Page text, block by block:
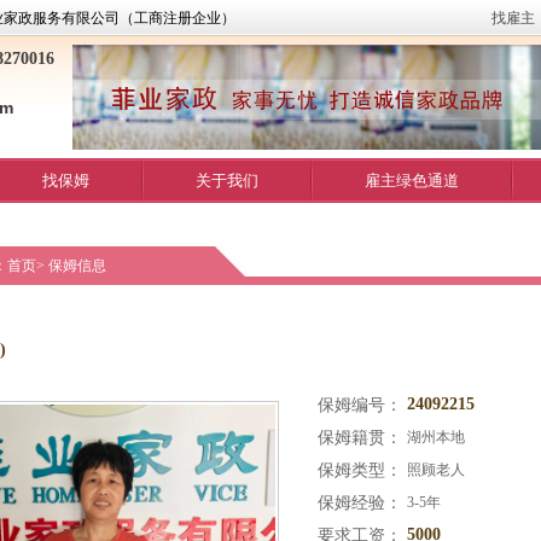
政服务有限公司（工商注册企业） 找雇主
找保姆 关于我们 雇主绿色通道
首页> 保姆信息
保姆编号：
24092215
保姆籍贯：
湖州本地
保姆类型： 照顾老人
保姆经验： 3-5年
要求工资： 5000